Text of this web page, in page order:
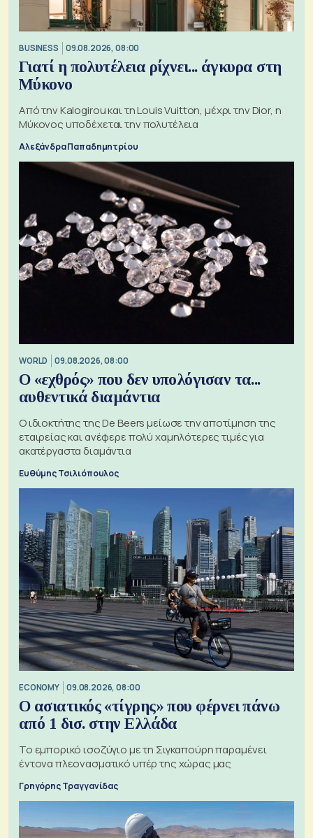
BUSINESS 09.08.2026, 08:00
Γιατί η πολυτέλεια ρίχνει... άγκυρα στη
Μύκονο
Από την Kalogirou και τη Louis Vuitton, μέχρι την Dior, η
Μύκονος υποδέχεται την πολυτέλεια
Αλεξάνδρα Παπαδημητρίου
WORLD 09.08.2026, 08:00
Ο «εχθρός» που δεν υπολόγισαν τα...
αυθεντικά διαμάντια
Ο ιδιοκτήτης της De Beers μείωσε την αποτίμηση της
εταιρείας και ανέφερε πολύ χαμηλότερες τιμές για
ακατέργαστα διαμάντια
Ευθύμης Τσιλιόπουλος
ECONOMY 09.08.2026, 08:00
Ο ασιατικός «τίγρης» που φέρνει πάνω
από 1 δισ. στην Ελλάδα
Το εμπορικό ισοζύγιο με τη Σιγκαπούρη παραμένει
έντονα πλεονασματικό υπέρ της χώρας μας
Γρηγόρης Τραγγανίδας